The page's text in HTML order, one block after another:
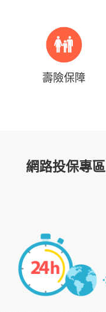
壽險保障
網路投保專區
保險商品指引